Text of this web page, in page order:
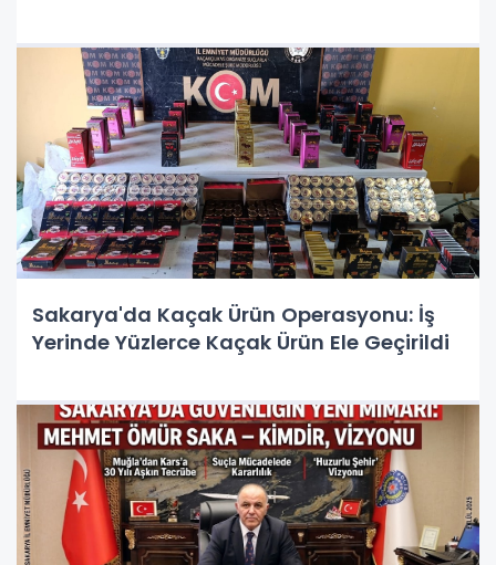
Sakarya'da Kaçak Ürün Operasyonu: İş
Yerinde Yüzlerce Kaçak Ürün Ele Geçirildi